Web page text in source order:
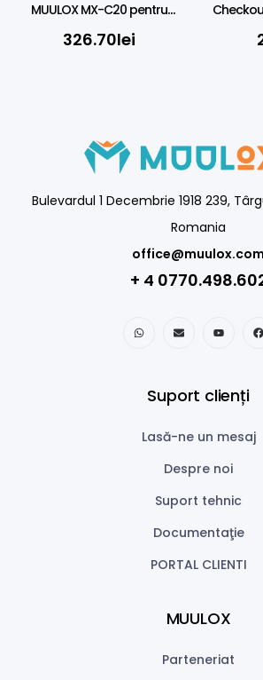
MUULOX MX-C20 pentru
smartphone
326.70lei
3600
2D,
Bulevardul 1 Decembrie 1918 239,
Romania
office@muulox.com
+ 4
Suport clienți
Lasă-ne un mesaj
Despre noi
Suport tehnic
Documentaţie
PORTAL CLIENTI
MUULOX
Parteneriat